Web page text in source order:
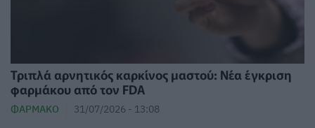
Τριπλά αρνητικός καρκίνος μαστού: Νέα έγκριση
φαρμάκου από τον FDA
ΦΆΡΜΑΚΟ 31/07/2026 - 13:08